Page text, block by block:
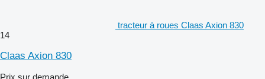
tracteur à roues Claas Axion 830
14
Claas Axion 830
Prix sur demande